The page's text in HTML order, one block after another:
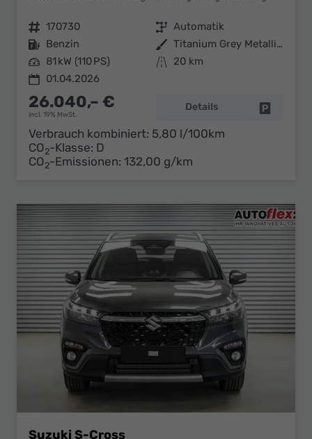
Fahrzeugnr. 170730 Getriebe Automatik
Kraftstoff Benzin Außenfarbe
Titanium Grey Metallic (ZZZ)
Leistung 81 kW (110 PS) Kilometerstand
20 km
01.04.2026
26.040,– €
incl. 19% MwSt.
Details
Verbrauch kombiniert: 5,80 l/100km
CO2-Klasse: D
CO2-Emissionen: 132,00 g/km
Suzuki S-Cross